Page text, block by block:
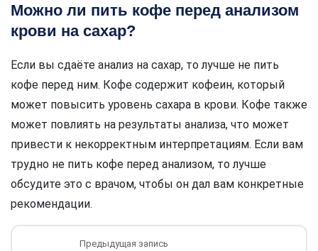
Можно ли пить кофе перед анализом
крови на сахар?
Если вы сдаёте анализ на сахар, то лучше не пить
кофе перед ним. Кофе содержит кофеин, который
может повысить уровень сахара в крови. Кофе также
может повлиять на результаты анализа, что может
привести к некорректным интерпретациям. Если вам
трудно не пить кофе перед анализом, то лучше
обсудите это с врачом, чтобы он дал вам конкретные
рекомендации.
Предыдущая запись